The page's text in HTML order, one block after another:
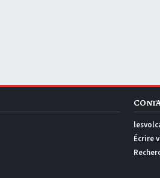
Écrire